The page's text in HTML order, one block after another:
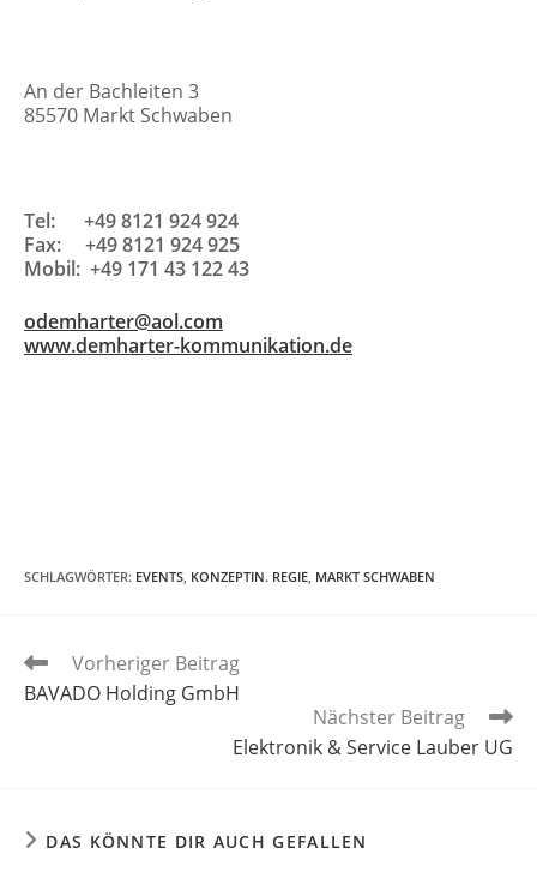
An der Bachleiten 3
85570 Markt Schwaben
Tel: +49 8121 924 924
Fax: +49 8121 924 925
Mobil: +49 171 43 122 43
odemharter@aol.com
www.demharter-kommunikation.de
SCHLAGWÖRTER: EVENTS, KONZEPTIN. REGIE, MARKT SCHWABEN
Weitere
Artikel
ansehen
Vorheriger Beitrag
BAVADO Holding GmbH
Nächster Beitrag
Elektronik & Service Lauber UG
DAS KÖNNTE DIR AUCH GEFALLEN